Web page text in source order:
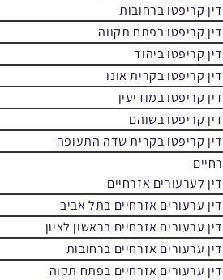
קריפטו ברחובות
קריפטו בפתח תקווה
קריפטו ביהוד
קריפטו בקרית אונו
קריפטו במודיעין
קריפטו בשוהם
קריפטו בקרית שדה התעופה
לערעורים אזרחיים
ערעורים אזרחיים בתל אביב
ערעורים אזרחיים בראשון לציון
ערעורים אזרחיים ברחובות
ערעורים אזרחיים בפתח תקוה